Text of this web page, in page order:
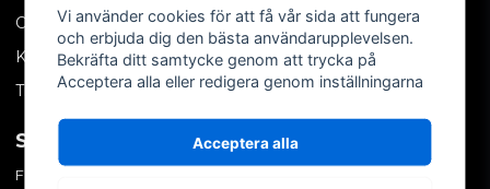
Om oss
Köpvillkor
Tips & trix
SOCIALA MEDIER
Facebook
MITT KONTO
Vi använder cookies för att få vår sida att fungera
och erbjuda dig den bästa användarupplevelsen.
Bekräfta ditt samtycke genom att trycka på
Acceptera alla eller redigera genom inställningarna
Acceptera alla